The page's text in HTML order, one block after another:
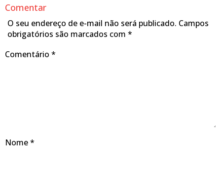
Comentar
O seu endereço de e-mail não será publicado. Campos
obrigatórios são marcados com *
Comentário *
Nome*